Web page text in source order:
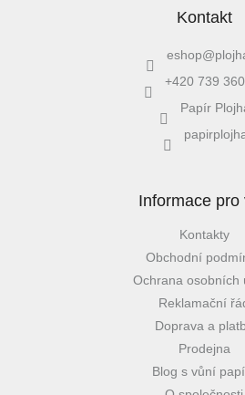
Kontakt
eshop@
+420 739
Papír
Informace pro
Kontakty
Obchodní
Ochrana osobních
Reklamační
Doprava a
Prodejna
Blog s vůní